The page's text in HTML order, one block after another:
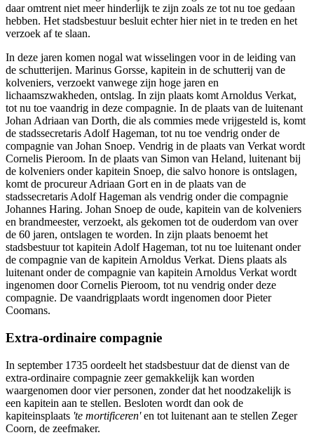
daar omtrent niet meer hinderlijk te zijn zoals ze tot nu toe gedaan
hebben. Het stadsbestuur besluit echter hier niet in te treden en het
verzoek af te slaan.
In deze jaren komen nogal wat wisselingen voor in de leiding van
de schutterijen. Marinus Gorsse, kapitein in de schutterij van de
kolveniers, verzoekt vanwege zijn hoge jaren en
lichaamszwakheden, ontslag. In zijn plaats komt Arnoldus Verkat,
tot nu toe vaandrig in deze compagnie. In de plaats van de luitenant
Johan Adriaan van Dorth, die als commies mede vrijgesteld is, komt
de stadssecretaris Adolf Hageman, tot nu toe vendrig onder de
compagnie van Johan Snoep. Vendrig in de plaats van Verkat wordt
Cornelis Pieroom. In de plaats van Simon van Heland, luitenant bij
de kolveniers onder kapitein Snoep, die salvo honore is ontslagen,
komt de procureur Adriaan Gort en in de plaats van de
stadssecretaris Adolf Hageman als vendrig onder die compagnie
Johannes Haring. Johan Snoep de oude, kapitein van de kolveniers
en brandmeester, verzoekt, als gekomen tot de ouderdom van over
de 60 jaren, ontslagen te worden. In zijn plaats benoemt het
stadsbestuur tot kapitein Adolf Hageman, tot nu toe luitenant onder
de compagnie van de kapitein Arnoldus Verkat. Diens plaats als
luitenant onder de compagnie van kapitein Arnoldus Verkat wordt
ingenomen door Cornelis Pieroom, tot nu vendrig onder deze
compagnie. De vaandrigplaats wordt ingenomen door Pieter
Coomans.
Extra-ordinaire compagnie
In september 1735 oordeelt het stadsbestuur dat de dienst van de
extra-ordinaire compagnie zeer gemakkelijk kan worden
waargenomen door vier personen, zonder dat het noodzakelijk is
een kapitein aan te stellen. Besloten wordt dan ook de
kapiteinsplaats 'te mortificeren'en tot luitenant aan te stellen Zeger
Coorn, de zeefmaker.